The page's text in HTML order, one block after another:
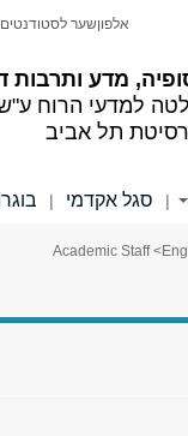
מדע ותרבות
למדעי הרוח
תל אביב
אלפוןשער לסטודנטים
| סגל אקדמי |
> Academic Staff